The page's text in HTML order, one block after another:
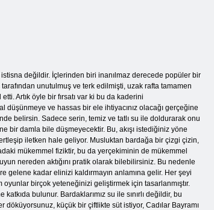
değildir. İçlerinden biri inanılmaz derecede popüler bir
unutulmuş ve terk edilmişti, uzak rafta tamamen
Artık öyle bir fırsatı var ki bu da kaderini
düşünmeye ve hassas bir ele ihtiyacınız olacağı gerçeğine
belirsin. Sadece serin, temiz ve tatlı su ile doldurarak onu
bir damla bile düşmeyecektir. Bu, akışı istediğiniz yöne
iletken hale geliyor. Musluktan bardağa bir çizgi çizin,
mükemmel fiziktir, bu da yerçekiminin de mükemmel
nereden aktığını pratik olarak bilebilirsiniz. Bu nedenle
gelene kadar elinizi kaldırmayın anlamına gelir. Her şeyi
birçok yeteneğinizi geliştirmek için tasarlanmıştır.
bulunur. Bardaklarımız su ile sınırlı değildir, bu
küçük bir çiftlikte süt istiyor, Cadılar Bayramı